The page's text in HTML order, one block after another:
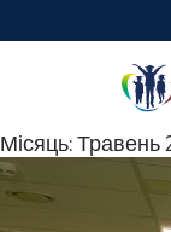
Місяць: Травень